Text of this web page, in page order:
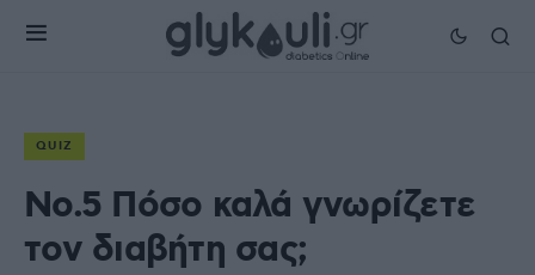
QUIZ
No.5 Πόσο καλά γνωρίζετε
τον διαβήτη σας;